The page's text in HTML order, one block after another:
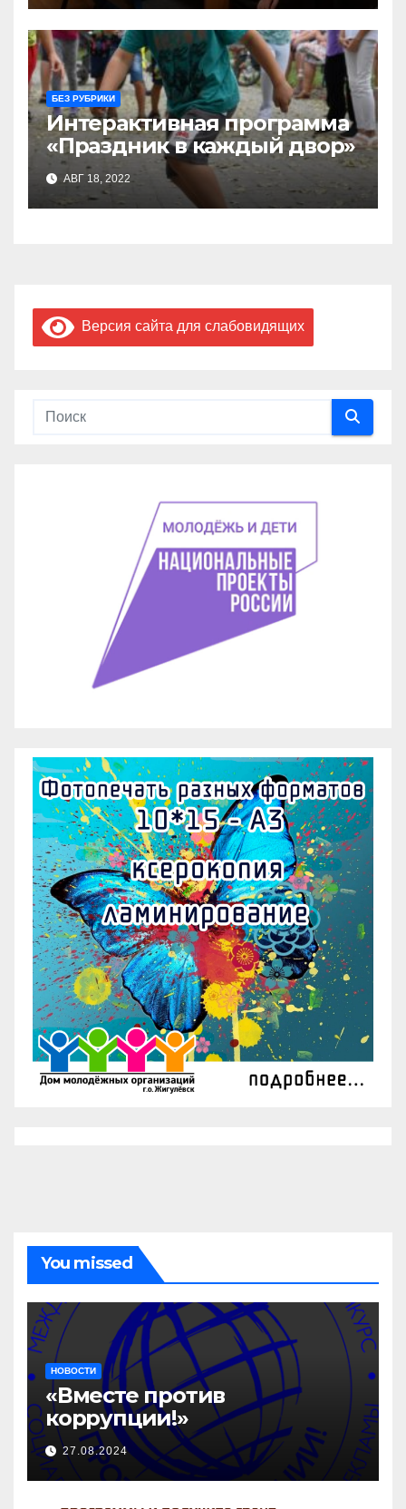
БЕЗ РУБРИКИ
Интерактивная программа
«Праздник в каждый двор»
АВГ 18, 2022
Версия сайта для слабовидящих
You missed
НОВОСТИ
«Вместе против
коррупции!»
27.08.2024